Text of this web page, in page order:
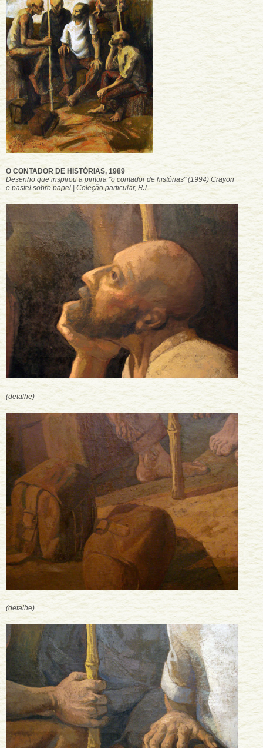
O CONTADOR DE HISTÓRIAS, 1989
Desenho que inspirou a pintura "o contador de histórias" (1994) Crayon
e pastel sobre papel | Coleção particular, RJ
(detalhe)
(detalhe)